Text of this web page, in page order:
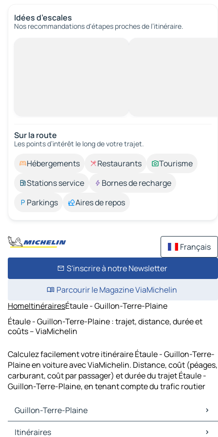
Idées d’escales
Nos recommandations d'étapes proches de l’itinéraire.
Sur la route
Les points d’intérêt le long de votre trajet.
Hébergements Restaurants
Tourisme
Stations service
Bornes de recharge
Parkings
Aires de repos
Français
S'inscrire à notre Newsletter
Parcourir le Magazine ViaMichelin
HomeItinérairesÉtaule - Guillon-Terre-Plaine
Étaule - Guillon-Terre-Plaine : trajet, distance, durée et
coûts – ViaMichelin
Calculez facilement votre itinéraire Étaule - Guillon-Terre-
Plaine en voiture avec ViaMichelin. Distance, coût (péages,
carburant, coût par passager) et durée du trajet Étaule -
Guillon-Terre-Plaine, en tenant compte du trafic routier
Guillon-Terre-Plaine
Guillon-Terre-Plaine Cartes et plans
Itinéraires